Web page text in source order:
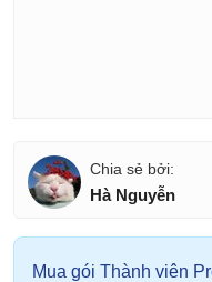
Hà Nguyễn
Mua gói Thành viên